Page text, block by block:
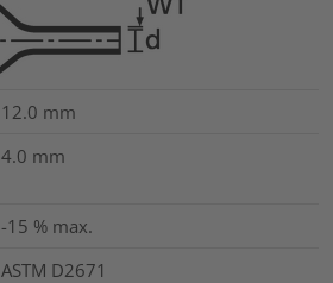
12.0 mm
4.0 mm
-15 % max.
ASTM D2671